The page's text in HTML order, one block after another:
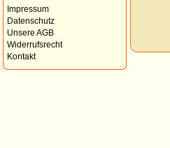
Impressum
Datenschutz
Unsere AGB
Widerrufsrecht
Kontakt